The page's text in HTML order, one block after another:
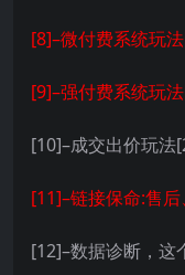
[8]–微付费系统玩
[9]–强付费系统玩
[10]–成交出价玩
[11]–链接保命:售
[12]–数据诊断，